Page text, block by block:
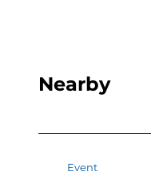
Nearby
Event